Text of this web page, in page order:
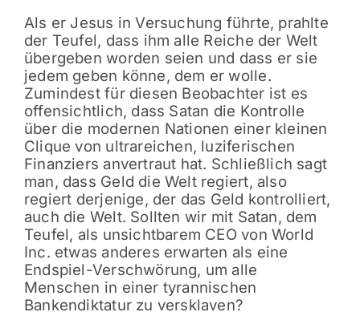
Als er Jesus in Versuchung führte, prahlte
der Teufel, dass ihm alle Reiche der Welt
übergeben worden seien und dass er sie
jedem geben könne, dem er wolle.
Zumindest für diesen Beobachter ist es
offensichtlich, dass Satan die Kontrolle
über die modernen Nationen einer kleinen
Clique von ultrareichen, luziferischen
Finanziers anvertraut hat. Schließlich sagt
man, dass Geld die Welt regiert, also
regiert derjenige, der das Geld kontrolliert,
auch die Welt. Sollten wir mit Satan, dem
Teufel, als unsichtbarem CEO von World
Inc. etwas anderes erwarten als eine
Endspiel-Verschwörung, um alle
Menschen in einer tyrannischen
Bankendiktatur zu versklaven?